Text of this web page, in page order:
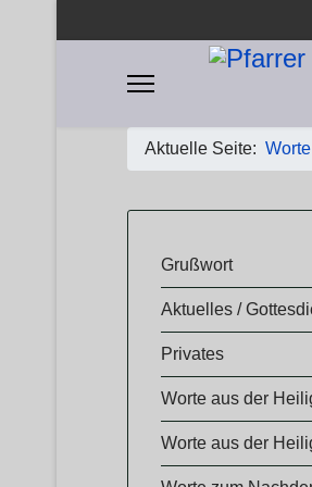
Aktuelle Seite:
​​Grußwort
Aktuelles /
Privates
Worte aus der
Worte aus der